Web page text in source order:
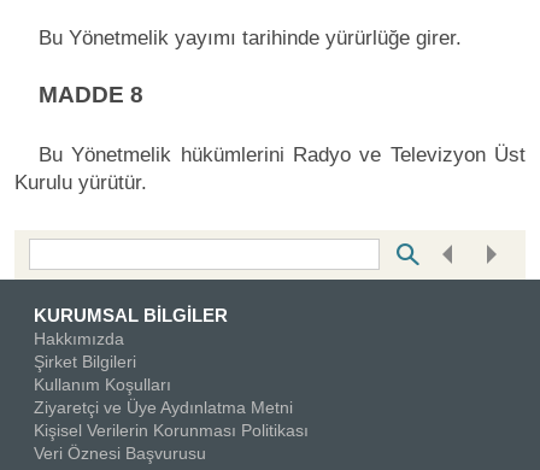
Bu Yönetmelik yayımı tarihinde yürürlüğe girer.
MADDE 8
Bu Yönetmelik hükümlerini Radyo ve Televizyon Üst
Kurulu yürütür.
KURUMSAL BİLGİLER
Hakkımızda
Şirket Bilgileri
Kullanım Koşulları
Ziyaretçi ve Üye Aydınlatma Metni
Kişisel Verilerin Korunması Politikası
Veri Öznesi Başvurusu